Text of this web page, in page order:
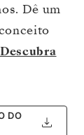
Dê um
Descubra
DO